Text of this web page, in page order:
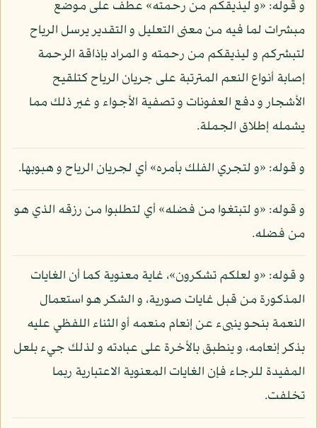
و قوله: «و ليذيقكم من رحمته» عطف على موضع
مبشرات لما فيه من معنى التعليل و التقدير يرسل الرياح
لتبشركم و ليذيقكم من رحمته و المراد بإذاقة الرحمة
إصابة أنواع النعم المترتبة على جريان الرياح كتلقيح
الأشجار و دفع العفونات و تصفية الأجواء و غير ذلك مما
يشمله إطلاق الجملة.
و قوله: «و لتجري الفلك بأمره» أي لجريان الرياح و هبوبها.
و قوله: «و لتبتغوا من فضله» أي لتطلبوا من رزقه الذي هو
من فضله.
و قوله: «و لعلكم تشكرون»، غاية معنوية كما أن الغايات
المذكورة من قبل غايات صورية، و الشكر هو استعمال
النعمة بنحو ينبىء عن إنعام منعمه أو الثناء اللفظي عليه
بذكر إنعامه، و ينطبق بالأخرة على عبادته و لذلك جيء بلعل
المفيدة للرجاء فإن الغايات المعنوية الاعتبارية ربما
تخلفت.